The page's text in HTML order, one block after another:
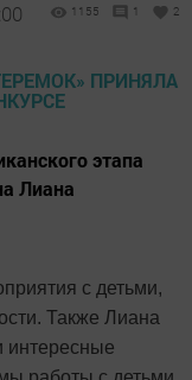
1155 1 2
этапа
Лиана
с детьми,
Также Лиана
интересные